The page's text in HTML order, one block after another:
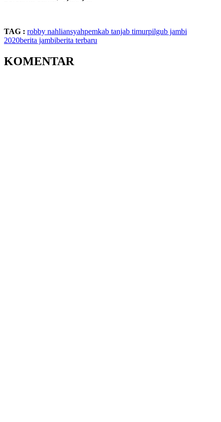
TAG : robby nahliansyahpemkab tanjab timurpilgub jambi
2020berita jambiberita terbaru
KOMENTAR